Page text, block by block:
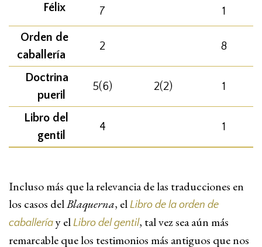
Félix 7 1
Orden de
caballería
2 8
Doctrina
pueril
5(6) 2(2) 1
Libro del
gentil
4 1
Incluso más que la relevancia de las traducciones en
los casos delBlaquerna, el Libro de la orden de
caballería y el Libro del gentil, tal vez sea aún más
remarcable que los testimonios más antiguos que nos